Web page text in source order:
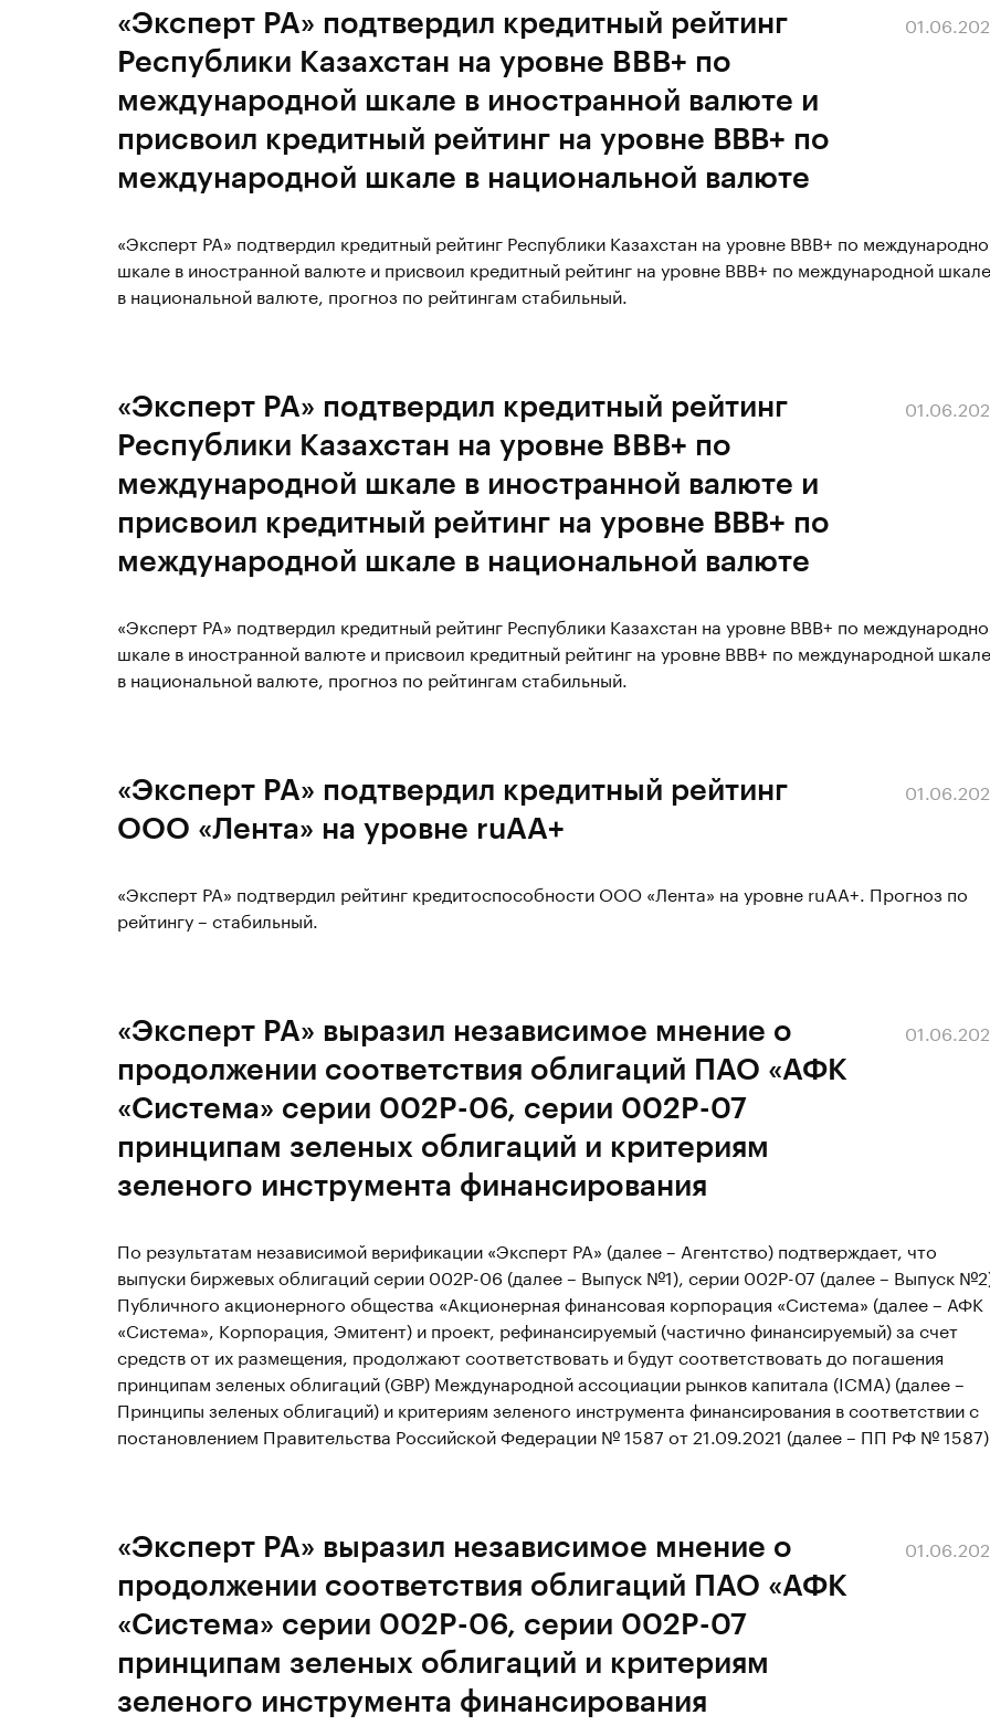
«Эксперт РА» подтвердил кредитный рейтинг
Республики Казахстан на уровне BBВ+ по
международной шкале в иностранной валюте и
присвоил кредитный рейтинг на уровне ВВВ+ по
международной шкале в национальной валюте
«Эксперт РА» подтвердил кредитный рейтинг Республики Казахстан на уровне BBВ+ по
шкале в иностранной валюте и присвоил кредитный рейтинг на уровне BBВ+ по международной шкале
в национальной валюте, прогноз по рейтингам стабильный.
«Эксперт РА» подтвердил кредитный рейтинг
Республики Казахстан на уровне BBВ+ по
международной шкале в иностранной валюте и
присвоил кредитный рейтинг на уровне ВВВ+ по
международной шкале в национальной валюте
«Эксперт РА» подтвердил кредитный рейтинг Республики Казахстан на уровне BBВ+ по
шкале в иностранной валюте и присвоил кредитный рейтинг на уровне BBВ+ по международной шкале
в национальной валюте, прогноз по рейтингам стабильный.
«Эксперт РА» подтвердил кредитный рейтинг
ООО «Лента» на уровне ruAА+
«Эксперт РА» подтвердил рейтинг кредитоспособности ООО «Лента» на уровне ruAA+. Прогноз по
рейтингу – стабильный.
«Эксперт РА» выразил независимое мнение о
продолжении соответствия облигаций ПАО «АФК
«Система» серии 002P-06, серии 002P-07
принципам зеленых облигаций и критериям
зеленого инструмента финансирования
По результатам независимой верификации «Эксперт РА» (далее – Агентство) подтверждает, что
выпуски биржевых облигаций серии 002Р-06 (далее – Выпуск №1), серии 002Р-07 (далее – Выпуск
Публичного акционерного общества «Акционерная финансовая корпорация «Система» (далее – АФК
«Система», Корпорация, Эмитент) и проект, рефинансируемый (частично финансируемый) за счет
средств от их размещения, продолжают соответствовать и будут соответствовать до погашения
принципам зеленых облигаций (GBP) Международной ассоциации рынков капитала (ICMA) (далее –
Принципы зеленых облигаций) и критериям зеленого инструмента финансирования в соответствии с
постановлением Правительства Российской Федерации № 1587 от 21.09.2021 (далее – ПП РФ №
«Эксперт РА» выразил независимое мнение о
продолжении соответствия облигаций ПАО «АФК
«Система» серии 002P-06, серии 002P-07
принципам зеленых облигаций и критериям
зеленого инструмента финансирования